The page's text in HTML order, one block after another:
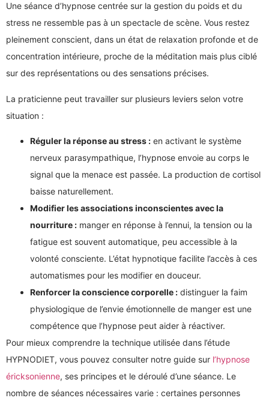
Une séance d’hypnose centrée sur la gestion du poids et du
stress ne ressemble pas à un spectacle de scène. Vous restez
pleinement conscient, dans un état de relaxation profonde et de
concentration intérieure, proche de la méditation mais plus ciblé
sur des représentations ou des sensations précises.
La praticienne peut travailler sur plusieurs leviers selon votre
situation :
Réguler la réponse au stress : en activant le système
nerveux parasympathique, l’hypnose envoie au corps le
signal que la menace est passée. La production de cortisol
baisse naturellement.
Modifier les associations inconscientes avec la
nourriture : manger en réponse à l’ennui, la tension ou la
fatigue est souvent automatique, peu accessible à la
volonté consciente. L’état hypnotique facilite l’accès à ces
automatismes pour les modifier en douceur.
Renforcer la conscience corporelle : distinguer la faim
physiologique de l’envie émotionnelle de manger est une
compétence que l’hypnose peut aider à réactiver.
Pour mieux comprendre la technique utilisée dans l’étude
HYPNODIET, vous pouvez consulter notre guide sur l’hypnose
éricksonienne, ses principes et le déroulé d’une séance. Le
nombre de séances nécessaires varie : certaines personnes